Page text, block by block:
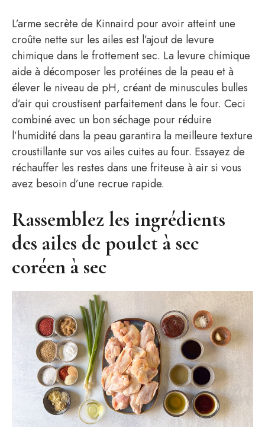
L’arme secrète de Kinnaird pour avoir atteint une
croûte nette sur les ailes est l’ajout de levure
chimique dans le frottement sec. La levure chimique
aide à décomposer les protéines de la peau et à
élever le niveau de pH, créant de minuscules bulles
d’air qui croustisent parfaitement dans le four. Ceci
combiné avec un bon séchage pour réduire
l’humidité dans la peau garantira la meilleure texture
croustillante sur vos ailes cuites au four. Essayez de
réchauffer les restes dans une friteuse à air si vous
avez besoin d’une recrue rapide.
Rassemblez les ingrédients
des ailes de poulet à sec
coréen à sec